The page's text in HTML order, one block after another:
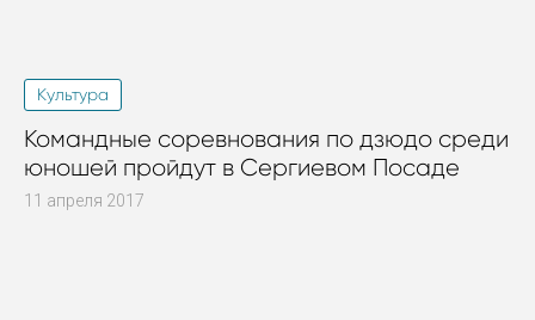
Культура
Командные соревнования по дзюдо среди
юношей пройдут в Сергиевом Посаде
11 апреля 2017